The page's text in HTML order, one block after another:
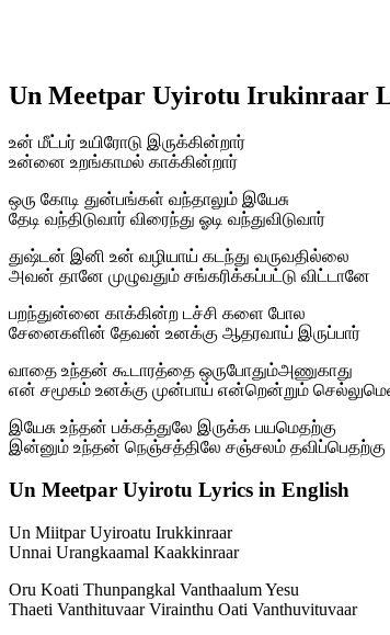
Un Meetpar Uyirotu Irukinraar
உன் மீட்பர் உயிரோடு இருக்கின்றார்
உன்னை உறங்காமல் காக்கின்றார்
ஒரு கோடி துன்பங்கள் வந்தாலும் இயேசு
தேடி வந்திடுவார் விரைந்து ஓடி வந்துவிடுவார்
துஷ்டன் இனி உன் வழியாய் கடந்து வருவதில்லை
அவன் தானே முழுவதும் சங்கரிக்கப்பட்டு விட்டானே
பறந்துன்னை காக்கின்ற டச்சி களை போல
சேனைகளின் தேவன் உனக்கு ஆதரவாய் இருப்பார்
வாதை உந்தன் கூடாரத்தை ஒருபோதும்அணுகாது
என் சமூகம் உனக்கு முன்பாய் என்றென்றும்
இயேசு உந்தன் பக்கத்துலே இருக்க பயமெதற்கு
இன்னும் உந்தன் நெஞ்சத்திலே சஞ்சலம் தவிப்பெதற்கு
Un Meetpar Uyirotu Lyrics in English
Un Miitpar Uyiroatu Irukkinraar
Unnai Urangkaamal Kaakkinraar
Oru Koati Thunpangkal Vanthaalum Yesu
Thaeti Vanthituvaar Virainthu Oati Vanthuvituvaar